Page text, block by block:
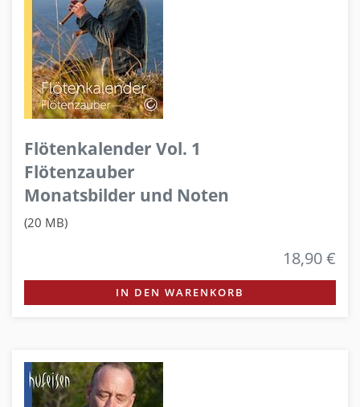
Flötenkalender Vol. 1
Flötenzauber
Monatsbilder und Noten
(20 MB)
18,90 €
IN DEN WARENKORB